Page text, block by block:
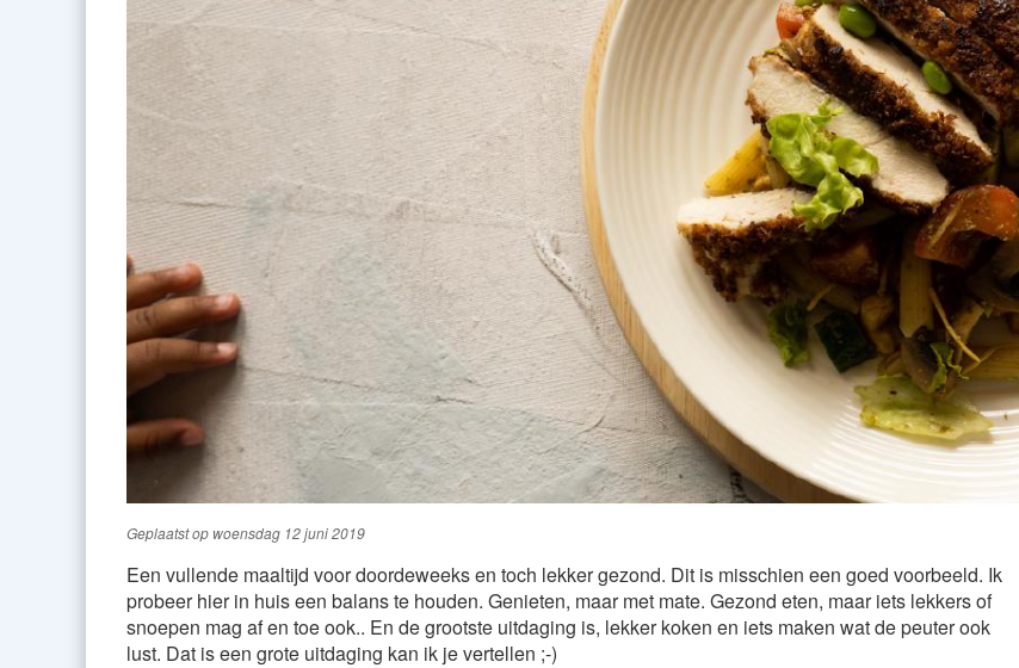
Geplaatst opwoensdag 12 juni 2019
Een vullende maaltijd voor doordeweeks en toch lekker gezond. Dit is misschien een goed voorbeeld. Ik
probeer hier in huis een balans te houden. Genieten, maar met mate. Gezond eten, maar iets lekkers of
snoepen mag af en toe ook.. En de grootste uitdaging is, lekker koken en iets maken wat de peuter ook
lust. Dat is een grote uitdaging kan ik je vertellen ;-)